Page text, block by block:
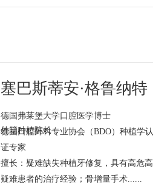
塞巴斯蒂安·格鲁纳特
外籍种植院长
德国弗莱堡大学口腔医学博士
德国口腔外科专业协会（BDO）种植学认
证专家
擅长：疑难缺失种植牙修复，具有高危高
疑难患者的治疗经验；骨增量手术......